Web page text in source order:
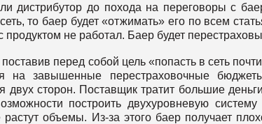
дистрибутор до похода на переговоры с
то баер будет «отжимать» его по всем
продуктом не работал. Баер будет
перед собой цель «попасть в сеть
на завышенные перестраховочные
двух сторон. Поставщик тратит большие
построить двухуровневую
объемы. Из-за этого баер получает